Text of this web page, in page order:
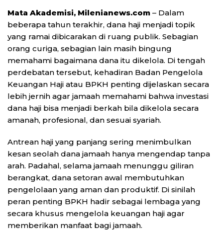
Mata Akademisi, Milenianews.com – Dalam
beberapa tahun terakhir, dana haji menjadi topik
yang ramai dibicarakan di ruang publik. Sebagian
orang curiga, sebagian lain masih bingung
memahami bagaimana dana itu dikelola. Di tengah
perdebatan tersebut, kehadiran Badan Pengelola
Keuangan Haji atau BPKH penting dijelaskan secara
lebih jernih agar jamaah memahami bahwa investasi
dana haji bisa menjadi berkah bila dikelola secara
amanah, profesional, dan sesuai syariah.
Antrean haji yang panjang sering menimbulkan
kesan seolah dana jamaah hanya mengendap tanpa
arah. Padahal, selama jamaah menunggu giliran
berangkat, dana setoran awal membutuhkan
pengelolaan yang aman dan produktif. Di sinilah
peran penting BPKH hadir sebagai lembaga yang
secara khusus mengelola keuangan haji agar
memberikan manfaat bagi jamaah.